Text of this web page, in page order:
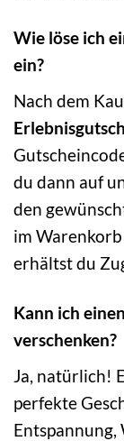
Wie löse ich
ein?
Nach dem
du dann auf
den
im
erhältst du
Kann ich
verschenken?
Ja, natürlich!
perfekte